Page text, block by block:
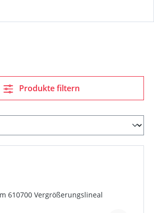
Produkte filtern